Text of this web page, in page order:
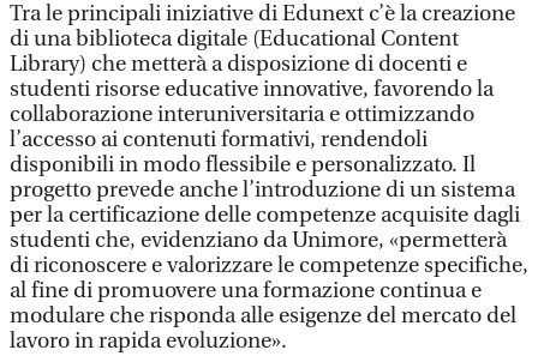
Tra le principali iniziative di Edunext c’è la creazione
di una biblioteca digitale (Educational Content
Library) che metterà a disposizione di docenti e
studenti risorse educative innovative, favorendo la
collaborazione interuniversitaria e ottimizzando
l’accesso ai contenuti formativi, rendendoli
disponibili in modo flessibile e personalizzato. Il
progetto prevede anche l’introduzione di un sistema
per la certificazione delle competenze acquisite dagli
studenti che, evidenziano da Unimore, «permetterà
di riconoscere e valorizzare le competenze specifiche,
al fine di promuovere una formazione continua e
modulare che risponda alle esigenze del mercato del
lavoro in rapida evoluzione».